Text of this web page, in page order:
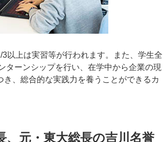
以上は実習等が行われます。また、学生全
ターンシップを行い、在学中から企業の現
、総合的な実践力を養うことができるカ
元・東大総長の吉川名誉